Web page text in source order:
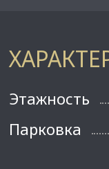
Этажность
Парковка